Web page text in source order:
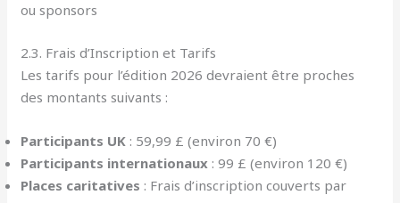
ou sponsors
2.3. Frais d’Inscription et Tarifs
Les tarifs pour l’édition 2026 devraient être proches
des montants suivants :
Participants UK : 59,99 £ (environ 70 €)
Participants internationaux : 99 £ (environ 120 €)
Places caritatives : Frais d’inscription couverts par